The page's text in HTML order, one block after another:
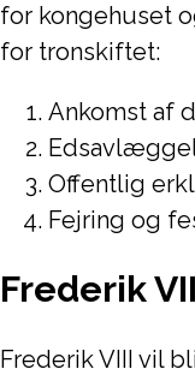
for kongehuset
for tronskiftet:
Ankomst af
Offentlig
Fejring og
Frederik
Frederik VIII vil